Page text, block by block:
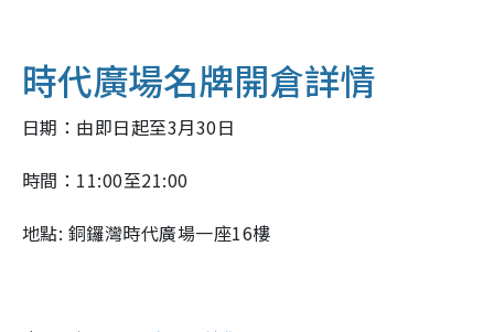
時代廣場名牌開倉詳情
日期：由即日起至3月30日
時間：11:00至21:00
地點: 銅鑼灣時代廣場一座16樓